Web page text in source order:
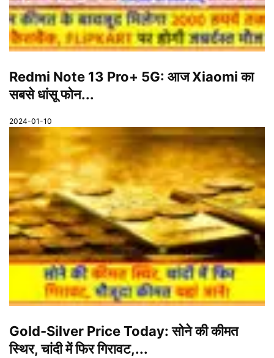
Redmi Note 13 Pro+ 5G: आज Xiaomi का
सबसे धांसू फोन...
2024-01-10
Gold-Silver Price Today: सोने की कीमत
स्थिर, चांदी में फिर गिरावट,...